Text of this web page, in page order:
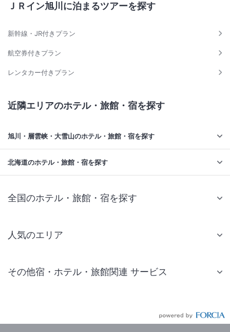
ＪＲイン旭川に泊まるツアーを探す
新幹線・JR付きプラン
航空券付きプラン
レンタカー付きプラン
近隣エリアのホテル・旅館・宿を探す
旭川・層雲峡・大雪山のホテル・旅館・宿を探す
北海道のホテル・旅館・宿を探す
全国のホテル・旅館・宿を探す
人気のエリア
仙台 ホテル
その他宿・ホテル・旅館関連 サービス